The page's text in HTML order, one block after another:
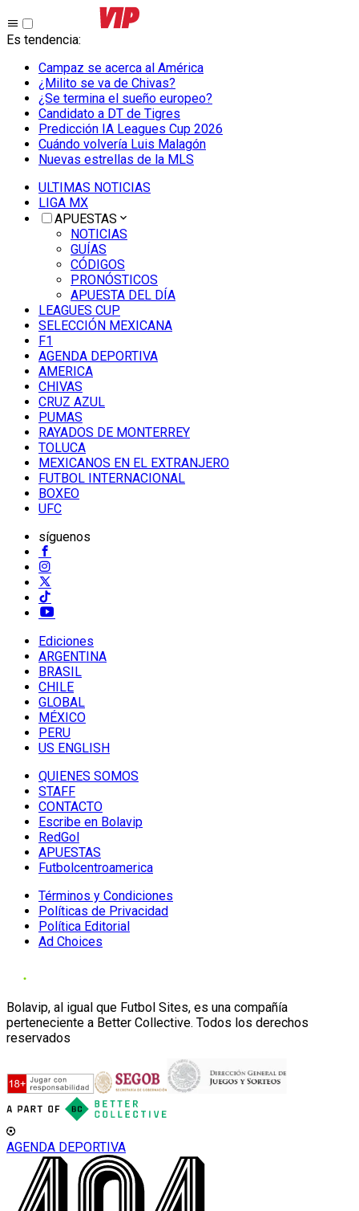
Es tendencia:
Campaz se acerca al América
¿Milito se va de Chivas?
¿Se termina el sueño europeo?
Candidato a DT de Tigres
Predicción IA Leagues Cup 2026
Cuándo volvería Luis Malagón
Nuevas estrellas de la MLS
ULTIMAS NOTICIAS
LIGA MX
APUESTAS
NOTICIAS
GUÍAS
CÓDIGOS
PRONÓSTICOS
APUESTA DEL DÍA
LEAGUES CUP
SELECCIÓN MEXICANA
F1
AGENDA DEPORTIVA
AMERICA
CHIVAS
CRUZ AZUL
PUMAS
RAYADOS DE MONTERREY
TOLUCA
MEXICANOS EN EL EXTRANJERO
FUTBOL INTERNACIONAL
BOXEO
UFC
síguenos
Ediciones
ARGENTINA
BRASIL
CHILE
GLOBAL
MÉXICO
PERU
US ENGLISH
QUIENES SOMOS
STAFF
CONTACTO
Escribe en Bolavip
RedGol
APUESTAS
Futbolcentroamerica
Términos y Condiciones
Políticas de Privacidad
Política Editorial
Ad Choices
Bolavip, al igual que Futbol Sites, es una compañía
perteneciente a Better Collective. Todos los derechos
reservados
AGENDA DEPORTIVA